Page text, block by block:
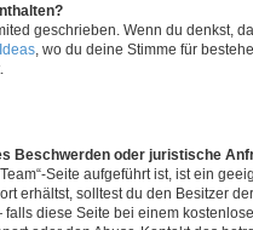
geschrieben. Wenn du denkst,
, wo du deine Stimme für
Beschwerden oder juristische
Seite aufgeführt ist, ist ein
erhältst, solltest du den Besitzer
diese Seite bei einem